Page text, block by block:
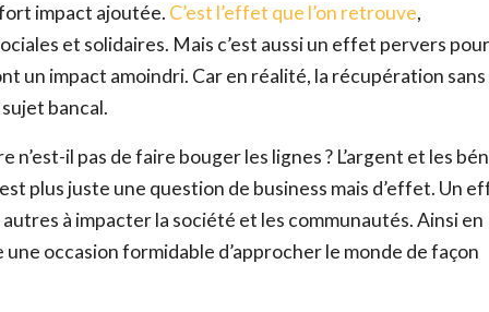
ADOPTE TON RÉSEAU
Envie d’en savoir plus sur les réseaux ? Télécharge
impact ajoutée. C’est l’effet que l’on retrouve,
et solidaires. Mais c’est aussi un effet pervers pour
un impact amoindri. Car en réalité, la récupération sans
bancal.
il pas de faire bouger les lignes ? L’argent et les
plus juste une question de business mais d’effet. Un
à impacter la société et les communautés. Ainsi en
occasion formidable d’approcher le monde de façon